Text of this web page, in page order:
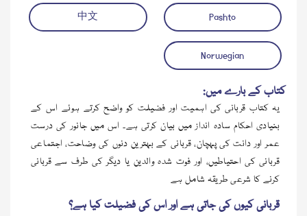
Pashto
中文
Norwegian
کتاب کے بارے میں:
یہ کتاب قربانی کی اہمیت اور فضیلت کو واضح کرتے ہوئے اس کے
بنیادی احکام سادہ انداز میں بیان کرتی ہے۔ اس میں جانور کی درست
عمر اور دانت کی پہچان، قربانی کے بہترین دنوں کی وضاحت، اجتماعی
قربانی کی احتیاطیں، اور فوت شدہ والدین یا دیگر کی طرف سے قربانی
کرنے کا شرعی طریقہ شامل ہے
قربانی کیوں کی جاتی ہے اور اس کی فضیلت کیا ہے؟